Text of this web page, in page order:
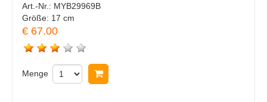
Art.-Nr.: MYB29969B
Größe: 17 cm
€ 67.00
Menge